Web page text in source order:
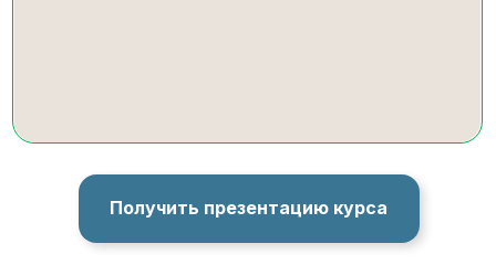
Получить презентацию курса